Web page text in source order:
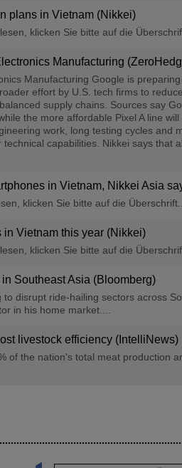
plans in Vietnam (Nikkei)
klicken Sie bitte auf die
Manufacturing
Manufacturing Google is
effort by U.S. tech firms to
supply chains. Sources say
the more affordable Pixel A line
work, long testing cycles
capabilities. Nikkei says that
in Vietnam, Nikkei Asia
klicken Sie bitte auf die Überschrift...
Vietnam this year (Nikkei)
klicken Sie bitte auf die
Southeast Asia (Bloomberg)
disrupt ride-hailing sectors across
in his home market....
livestock efficiency (IntelliNews)
of the nation's total meat production